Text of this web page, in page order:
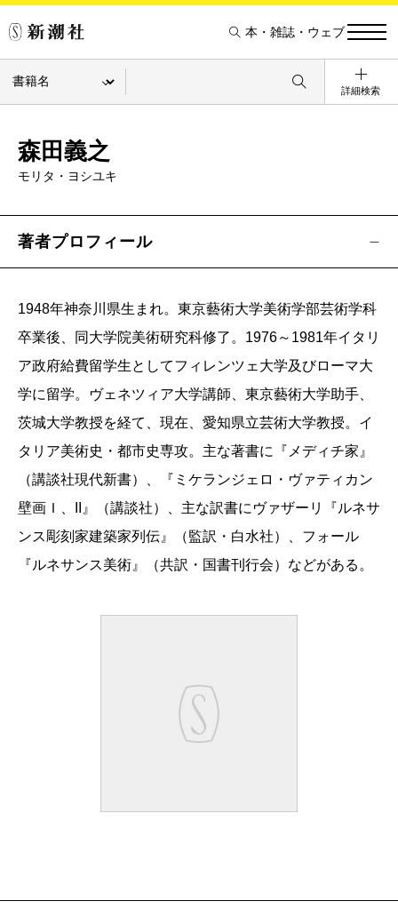
本・雑誌・ウェブ
詳細検索
森田義之
モリタ・ヨシユキ
著者プロフィール
1948年神奈川県生まれ。東京藝術大学美術学部芸術学科
卒業後、同大学院美術研究科修了。1976～1981年イタリ
ア政府給費留学生としてフィレンツェ大学及びローマ大
学に留学。ヴェネツィア大学講師、東京藝術大学助手、
茨城大学教授を経て、現在、愛知県立芸術大学教授。イ
タリア美術史・都市史専攻。主な著書に『メディチ家』
（講談社現代新書）、『ミケランジェロ・ヴァティカン
壁画Ｉ、II』（講談社）、主な訳書にヴァザーリ『ルネサ
ンス彫刻家建築家列伝』（監訳・白水社）、フォール
『ルネサンス美術』（共訳・国書刊行会）などがある。